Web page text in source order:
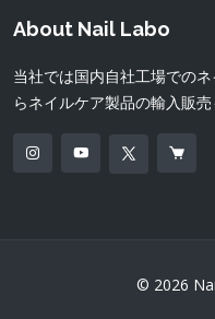
About Nail Labo
当社では国内自社工場での
らネイルケア製品の輸入販売
© 2026